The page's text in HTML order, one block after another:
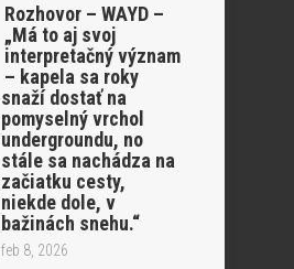
Rozhovor – WAYD –
„Má to aj svoj
interpretačný význam
– kapela sa roky
snaží dostať na
pomyselný vrchol
undergroundu, no
stále sa nachádza na
začiatku cesty,
niekde dole, v
bažinách snehu.“
feb 8, 2026